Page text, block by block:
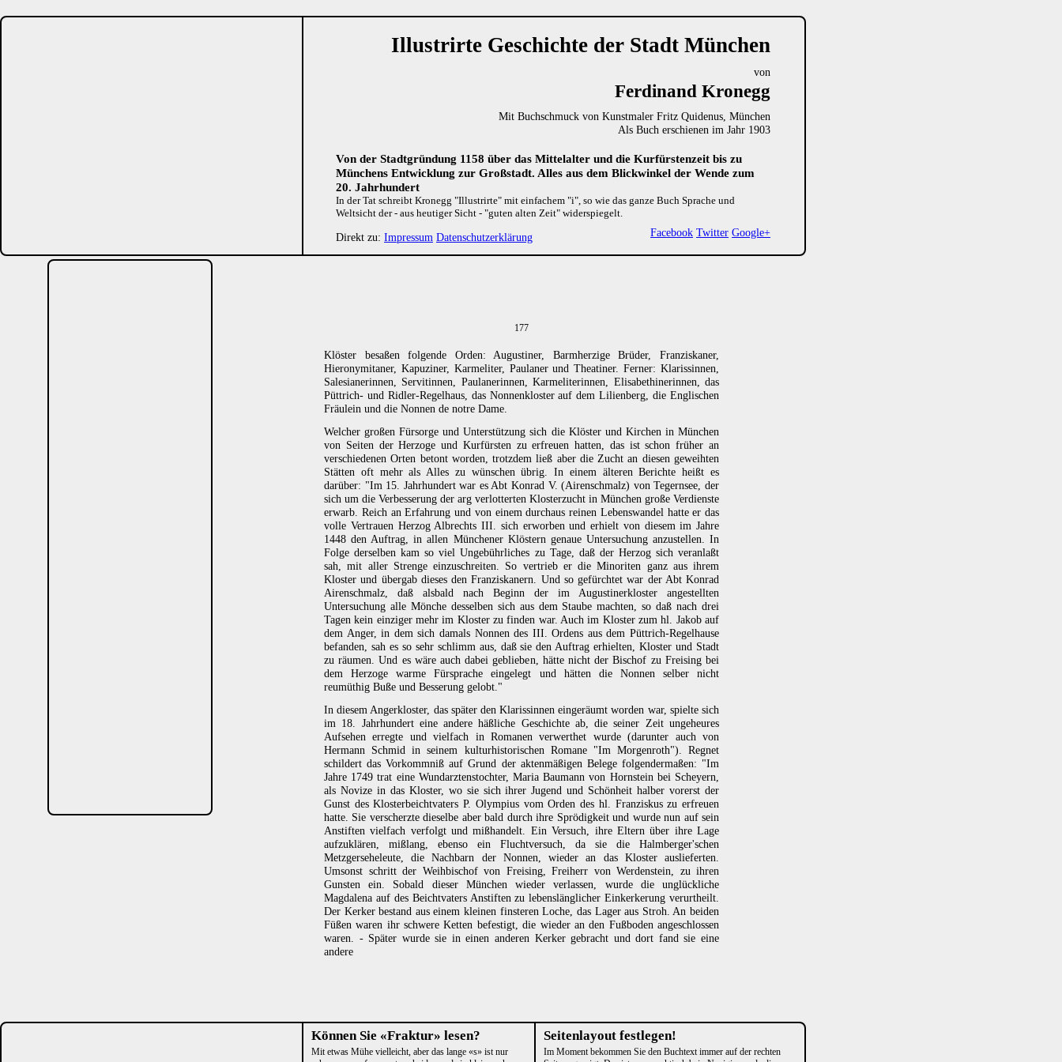
Illustrirte Geschichte der Stadt München
von
Ferdinand Kronegg
Mit Buchschmuck von Kunstmaler Fritz Quidenus, München
Als Buch erschienen im Jahr 1903
Von der Stadtgründung 1158 über das Mittelalter und die Kurfürstenzeit bis zu
Münchens Entwicklung zur Großstadt. Alles aus dem Blickwinkel der Wende zum
20. Jahrhundert
In der Tat schreibt Kronegg "Illustrirte" mit einfachem "i", so wie das ganze Buch Sprache und
Weltsicht der - aus heutiger Sicht - "guten alten Zeit" widerspiegelt.
Facebook Twitter Google+
Direkt zu: Impressum Datenschutzerklärung
177
Klöster besaßen folgende Orden: Augustiner, Barmherzige Brüder, Franziskaner,
Hieronymitaner, Kapuziner, Karmeliter, Paulaner und Theatiner. Ferner: Klarissinnen,
Salesianerinnen, Servitinnen, Paulanerinnen, Karmeliterinnen, Elisabethinerinnen, das
Püttrich- und Ridler-Regelhaus, das Nonnenkloster auf dem Lilienberg, die Englischen
Fräulein und die Nonnen de notre Dame.
Welcher großen Fürsorge und Unterstützung sich die Klöster und Kirchen in München
von Seiten der Herzoge und Kurfürsten zu erfreuen hatten, das ist schon früher an
verschiedenen Orten betont worden, trotzdem ließ aber die Zucht an diesen geweihten
Stätten oft mehr als Alles zu wünschen übrig. In einem älteren Berichte heißt es
darüber: "Im 15. Jahrhundert war es Abt Konrad V. (Airenschmalz) von Tegernsee, der
sich um die Verbesserung der arg verlotterten Klosterzucht in München große Verdienste
erwarb. Reich an Erfahrung und von einem durchaus reinen Lebenswandel hatte er das
volle Vertrauen Herzog Albrechts III. sich erworben und erhielt von diesem im Jahre
1448 den Auftrag, in allen Münchener Klöstern genaue Untersuchung anzustellen. In
Folge derselben kam so viel Ungebührliches zu Tage, daß der Herzog sich veranlaßt
sah, mit aller Strenge einzuschreiten. So vertrieb er die Minoriten ganz aus ihrem
Kloster und übergab dieses den Franziskanern. Und so gefürchtet war der Abt Konrad
Airenschmalz, daß alsbald nach Beginn der im Augustinerkloster angestellten
Untersuchung alle Mönche desselben sich aus dem Staube machten, so daß nach drei
Tagen kein einziger mehr im Kloster zu finden war. Auch im Kloster zum hl. Jakob auf
dem Anger, in dem sich damals Nonnen des III. Ordens aus dem Püttrich-Regelhause
befanden, sah es so sehr schlimm aus, daß sie den Auftrag erhielten, Kloster und Stadt
zu räumen. Und es wäre auch dabei geblieben, hätte nicht der Bischof zu Freising bei
dem Herzoge warme Fürsprache eingelegt und hätten die Nonnen selber nicht
reumüthig Buße und Besserung gelobt."
In diesem Angerkloster, das später den Klarissinnen eingeräumt worden war, spielte sich
im 18. Jahrhundert eine andere häßliche Geschichte ab, die seiner Zeit ungeheures
Aufsehen erregte und vielfach in Romanen verwerthet wurde (darunter auch von
Hermann Schmid in seinem kulturhistorischen Romane "Im Morgenroth"). Regnet
schildert das Vorkommniß auf Grund der aktenmäßigen Belege folgendermaßen: "Im
Jahre 1749 trat eine Wundarztenstochter, Maria Baumann von Hornstein bei Scheyern,
als Novize in das Kloster, wo sie sich ihrer Jugend und Schönheit halber vorerst der
Gunst des Klosterbeichtvaters P. Olympius vom Orden des hl. Franziskus zu erfreuen
hatte. Sie verscherzte dieselbe aber bald durch ihre Sprödigkeit und wurde nun auf sein
Anstiften vielfach verfolgt und mißhandelt. Ein Versuch, ihre Eltern über ihre Lage
aufzuklären, mißlang, ebenso ein Fluchtversuch, da sie die Halmberger'schen
Metzgerseheleute, die Nachbarn der Nonnen, wieder an das Kloster auslieferten.
Umsonst schritt der Weihbischof von Freising, Freiherr von Werdenstein, zu ihren
Gunsten ein. Sobald dieser München wieder verlassen, wurde die unglückliche
Magdalena auf des Beichtvaters Anstiften zu lebenslänglicher Einkerkerung verurtheilt.
Der Kerker bestand aus einem kleinen finsteren Loche, das Lager aus Stroh. An beiden
Füßen waren ihr schwere Ketten befestigt, die wieder an den Fußboden angeschlossen
waren. - Später wurde sie in einen anderen Kerker gebracht und dort fand sie eine
andere
Können Sie «Fraktur» lesen?
Mit etwas Mühe vielleicht, aber das lange «s» ist nur
Seitenlayout festlegen!
Im Moment bekommen Sie den Buchtext immer auf der rechten